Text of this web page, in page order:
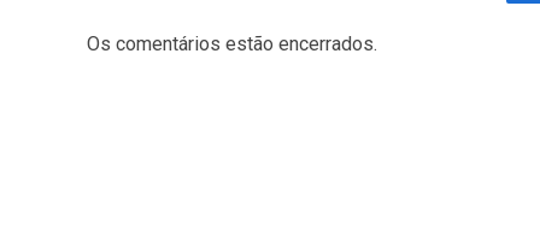
Os comentários estão encerrados.